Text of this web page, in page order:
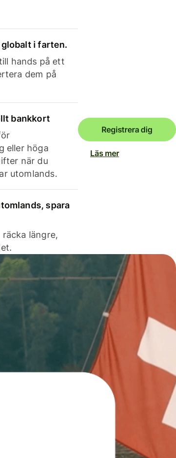
i farten.
hands på ett
dem på
bankkort
eller höga
när du
utomlands.
spara
längre,
Registrera dig
Läs mer